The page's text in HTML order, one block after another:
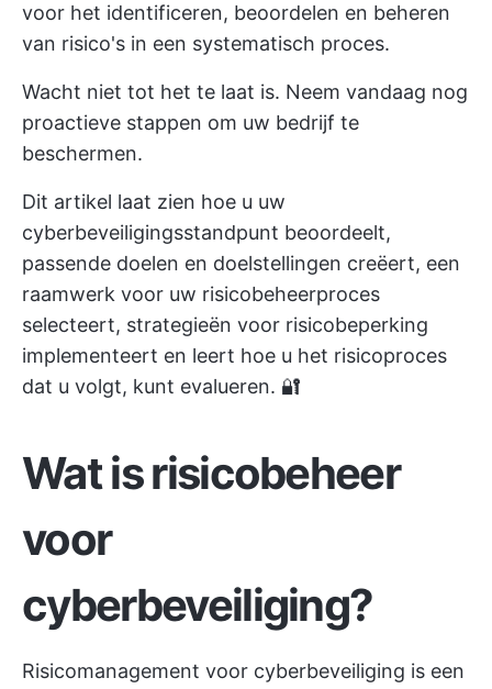
voor het identificeren, beoordelen en beheren
van risico's in een systematisch proces.
Wacht niet tot het te laat is. Neem vandaag nog
proactieve stappen om uw bedrijf te
beschermen.
Dit artikel laat zien hoe u uw
cyberbeveiligingsstandpunt beoordeelt,
passende doelen en doelstellingen creëert, een
raamwerk voor uw risicobeheerproces
selecteert, strategieën voor risicobeperking
implementeert en leert hoe u het risicoproces
dat u volgt, kunt evalueren. 🔐
Wat is risicobeheer
voor
cyberbeveiliging?
Risicomanagement voor cyberbeveiliging is een